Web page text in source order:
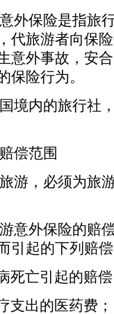
外保险是指旅
代旅游者向保
意外事故，安
的保险行为
境内的旅行社
赔偿范围
游，必须为旅
意外保险的赔
而引起的下
病死亡引起的
疗支出的医